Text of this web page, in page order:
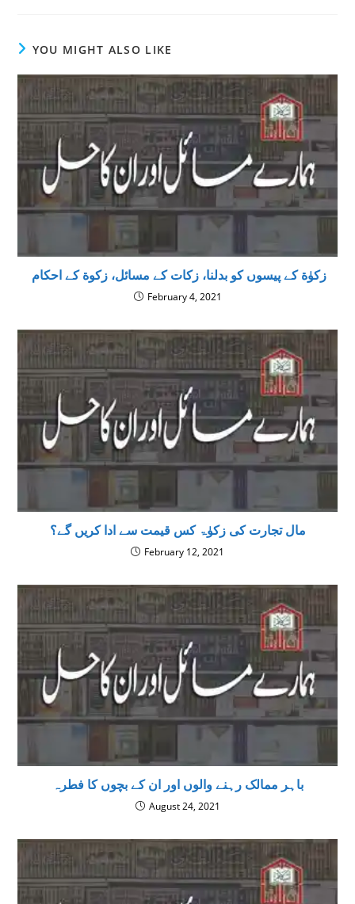
YOU MIGHT ALSO LIKE
زکوٰة کے پیسوں کو بدلنا، زکات کے مسائل، زکوة کے احکام
February 4, 2021
مال تجارت کی زکوٰۃ کس قیمت سے ادا کریں گے؟
February 12, 2021
باہر ممالک رہنے والوں اور ان کے بچوں کا فطرہ
August 24, 2021